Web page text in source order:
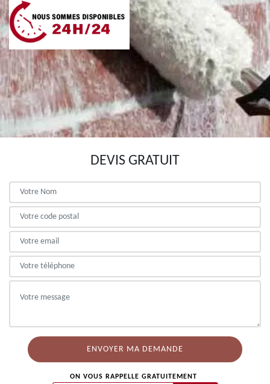
DEVIS GRATUIT
ON VOUS RAPPELLE GRATUITEMENT